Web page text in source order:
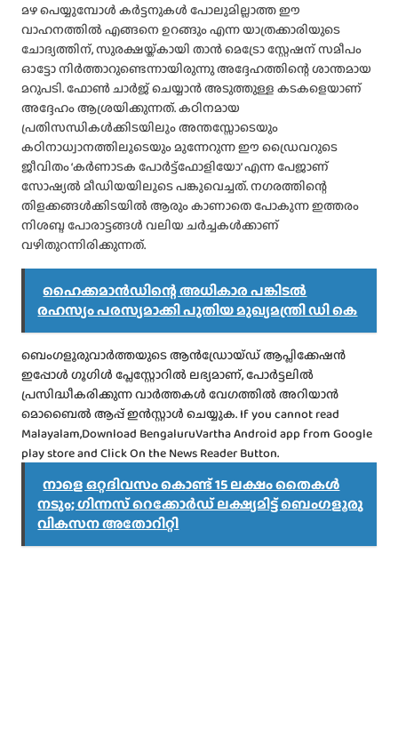
മഴ പെയ്യുമ്പോൾ കർട്ടനുകൾ പോലുമില്ലാത്ത ഈ
വാഹനത്തിൽ എങ്ങനെ ഉറങ്ങും എന്ന യാത്രക്കാരിയുടെ
ചോദ്യത്തിന്, സുരക്ഷയ്ക്കായി താൻ മെട്രോ സ്റ്റേഷന് സമീപം
ഓട്ടോ നിർത്താറുണ്ടെന്നായിരുന്നു അദ്ദേഹത്തിന്റെ ശാന്തമായ
മറുപടി. ഫോൺ ചാർജ് ചെയ്യാൻ അടുത്തുള്ള കടകളെയാണ്
അദ്ദേഹം ആശ്രയിക്കുന്നത്. കഠിനമായ
പ്രതിസന്ധികൾക്കിടയിലും അന്തസ്സോടെയും
കഠിനാധ്വാനത്തിലൂടെയും മുന്നേറുന്ന ഈ ഡ്രൈവറുടെ
ജീവിതം ‘കർണാടക പോർട്ട്‌ഫോളിയോ’ എന്ന പേജാണ്
സോഷ്യൽ മീഡിയയിലൂടെ പങ്കുവെച്ചത്. നഗരത്തിന്റെ
തിളക്കങ്ങൾക്കിടയിൽ ആരും കാണാതെ പോകുന്ന ഇത്തരം
നിശബ്ദ പോരാട്ടങ്ങൾ വലിയ ചർച്ചകൾക്കാണ്
വഴിതുറന്നിരിക്കുന്നത്.
ഹൈക്കമാൻഡിന്റെ അധികാര പങ്കിടൽ
രഹസ്യം പരസ്യമാക്കി പുതിയ മുഖ്യമന്ത്രി ഡി കെ
ബെംഗളൂരുവാർത്തയുടെ ആൻഡ്രോയ്ഡ് ആപ്ലിക്കേഷൻ
ഇപ്പോൾ ഗൂഗിൾ പ്ലേസ്റ്റോറിൽ ലഭ്യമാണ്, പോർട്ടലിൽ
പ്രസിദ്ധീകരിക്കുന്ന വാർത്തകൾ വേഗത്തിൽ അറിയാൻ
മൊബൈൽ ആപ്പ് ഇൻസ്റ്റാൾ ചെയ്യുക. If you cannot read
Malayalam,Download BengaluruVartha Android app from Google
play store and Click On the News Reader Button.
നാളെ ഒറ്റദിവസം കൊണ്ട് 15 ലക്ഷം തൈകൾ
നടും; ഗിന്നസ് റെക്കോർഡ് ലക്ഷ്യമിട്ട് ബെംഗളൂരു
വികസന അതോറിറ്റി